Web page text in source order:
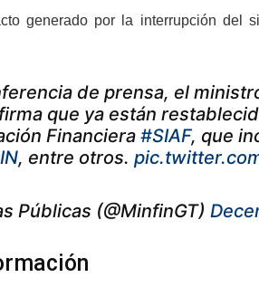
generado por la interrupción del
de prensa, el
que ya están
Financiera #SIAF, que
, entre otros.
Públicas (@MinfinGT)